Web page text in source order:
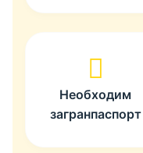
Необходим
загранпаспорт